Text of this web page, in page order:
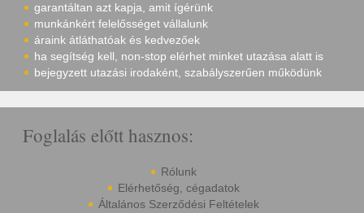
garantáltan azt kapja, amit ígérünk
munkánkért felelősséget vállalunk
áraink átláthatóak és kedvezőek
ha segítség kell, non-stop elérhet minket utazása alatt is
bejegyzett utazási irodaként, szabályszerűen működünk
Foglalás előtt hasznos:
Rólunk
Elérhetőség, cégadatok
Általános Szerződési Feltételek